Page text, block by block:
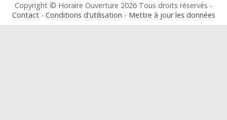
Copyright © Horaire Ouverture 2026 Tous droits réservés -
Contact- Conditions d'utilisation - Mettre à jour les données